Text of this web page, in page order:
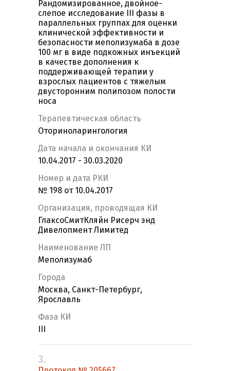
Рандомизированное, двойное-
слепое исследование III фазы в
параллельных группах для оценки
клинической эффективности и
безопасности меполизумаба в дозе
100 мг в виде подкожных инъекций
в качестве дополнения к
поддерживающей терапии у
взрослых пациентов c тяжелым
двусторонним полипозом полости
носа
Терапевтическая область
Оториноларингология
Дата начала и окончания КИ
10.04.2017 - 30.03.2020
Номер и дата РКИ
№ 198 от 10.04.2017
Организация, проводящая КИ
ГлаксоСмитКляйн Рисерч энд
Дивелопмент Лимитед
Наименование ЛП
Меполизумаб
Города
Москва, Санкт-Петербург,
Ярославль
Фаза КИ
3.